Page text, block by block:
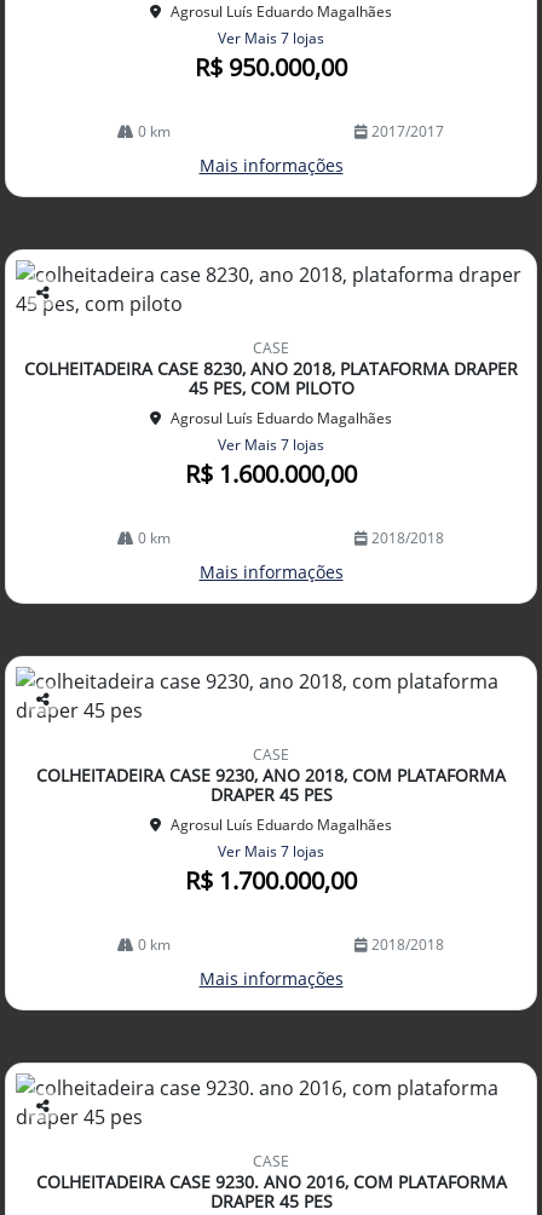
Agrosul Luís Eduardo Magalhães
Ver Mais 7 lojas
R$ 950.000,00
0 km 2017/2017
Mais informações
Co
arti
lhe
CASE
COLHEITADEIRA CASE 8230, ANO 2018, PLATAFORMA DRAPER
45 PES, COM PILOTO
Agrosul Luís Eduardo Magalhães
Ver Mais 7 lojas
R$ 1.600.000,00
0 km 2018/2018
Mais informações
Co
arti
lhe
CASE
COLHEITADEIRA CASE 9230, ANO 2018, COM PLATAFORMA
DRAPER 45 PES
Agrosul Luís Eduardo Magalhães
Ver Mais 7 lojas
R$ 1.700.000,00
0 km 2018/2018
Mais informações
Co
arti
lhe
CASE
COLHEITADEIRA CASE 9230. ANO 2016, COM PLATAFORMA
DRAPER 45 PES